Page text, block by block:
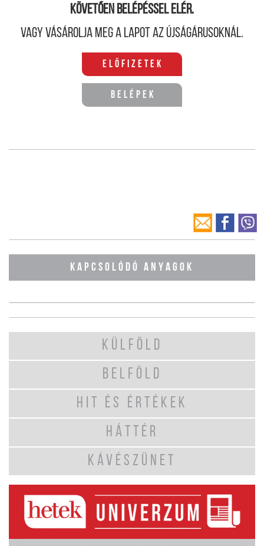
követően belépéssel elér.
Vagy vásárolja meg a lapot az újságárusoknál.
Előfizetek
Belépek
KAPCSOLÓDÓ ANYAGOK
KÜLFÖLD
BELFÖLD
HIT ÉS ÉRTÉKEK
HÁTTÉR
KÁVÉSZÜNET